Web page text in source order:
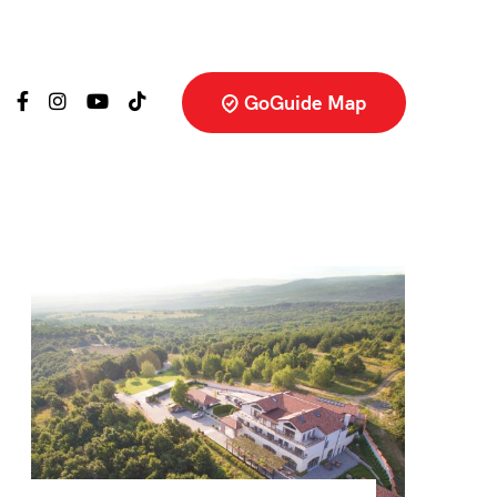
GoGuide Map